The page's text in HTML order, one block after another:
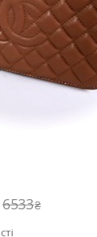
6533₴